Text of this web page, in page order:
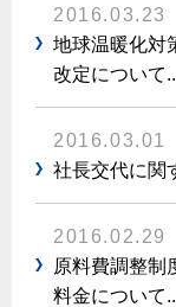
2016.03.23
地球温暖化対
改定について
2016.03.01
社長交代に関
2016.02.29
原料費調整制
料金について